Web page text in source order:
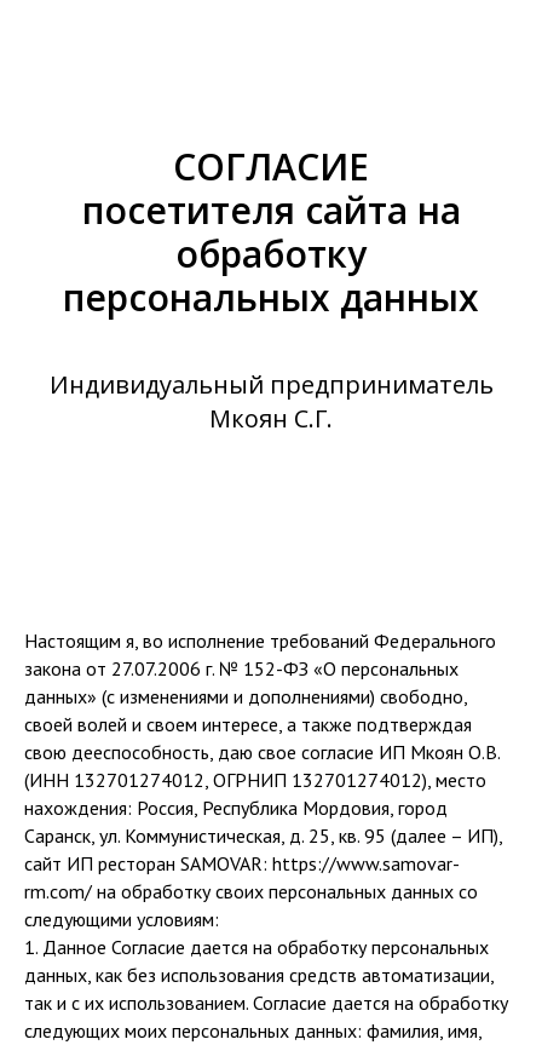
СОГЛАСИЕ
посетителя сайта на
обработку
персональных данных
Индивидуальный предприниматель
Мкоян С.Г.
Настоящим я, во исполнение требований Федерального
закона от 27.07.2006 г. № 152-ФЗ «О персональных
данных» (с изменениями и дополнениями) свободно,
своей волей и своем интересе, а также подтверждая
свою дееспособность, даю свое согласие ИП Мкоян О.В.
(ИНН 132701274012, ОГРНИП 132701274012), место
нахождения: Россия, Республика Мордовия, город
Саранск, ул. Коммунистическая, д. 25, кв. 95 (далее – ИП),
сайт ИП ресторан SAMOVAR: https://www.samovar-
rm.com/ на обработку своих персональных данных со
следующими условиям:
1. Данное Согласие дается на обработку персональных
данных, как без использования средств автоматизации,
так и с их использованием. Согласие дается на обработку
следующих моих персональных данных: фамилия, имя,